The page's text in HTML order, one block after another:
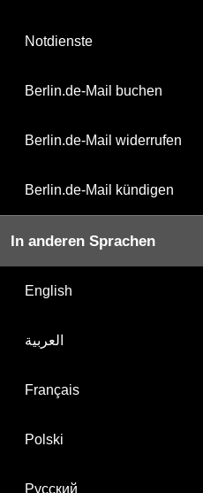
Notdienste
Berlin.de-Mail buchen
Berlin.de-Mail widerrufen
Berlin.de-Mail kündigen
In anderen Sprachen
English
العربية
Français
Polski
Русский